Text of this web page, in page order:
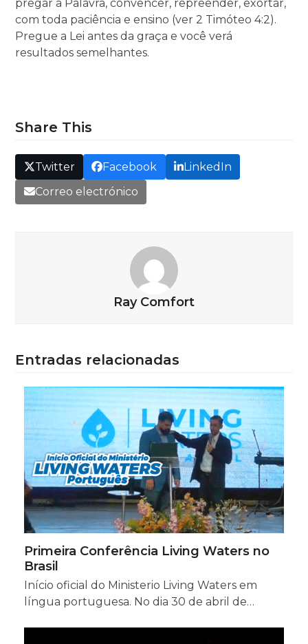
pregar a Palavra, convencer, repreender, exortar,
com toda paciência e ensino (ver 2 Timóteo 4:2).
Pregue a Lei antes da graça e você verá
resultados semelhantes.
Share This
Twitter Facebook
LinkedIn
Correo electrónico
Ray Comfort
Entradas relacionadas
Primeira Conferência Living Waters no
Brasil
Início oficial do Ministerio Living Waters em
língua portuguesa. No dia 30 de abril de…